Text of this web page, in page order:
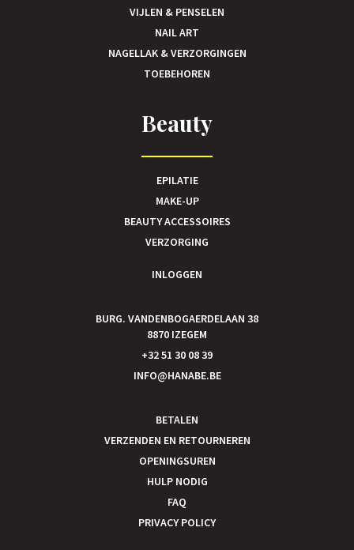
VIJLEN & PENSELEN
NAIL ART
NAGELLAK & VERZORGINGEN
TOEBEHOREN
Beauty
EPILATIE
MAKE-UP
BEAUTY ACCESSOIRES
VERZORGING
INLOGGEN
BURG. VANDENBOGAERDELAAN 38
8870 IZEGEM
+32 51 30 08 39
INFO@HANABE.BE
BETALEN
VERZENDEN EN RETOURNEREN
OPENINGSUREN
HULP NODIG
FAQ
PRIVACY POLICY